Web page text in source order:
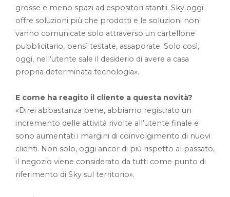
grosse e meno spazi ad espositori stantii. Sky oggi
offre soluzioni più che prodotti e le soluzioni non
vanno comunicate solo attraverso un cartellone
pubblicitario, bensì testate, assaporate. Solo così,
oggi, nell’utente sale il desiderio di avere a casa
propria determinata tecnologia».
E come ha reagito il cliente a questa novità?
«Direi abbastanza bene, abbiamo registrato un
incremento delle attività rivolte all’utente finale e
sono aumentati i margini di coinvolgimento di nuovi
clienti. Non solo, oggi ancor di più rispetto al passato,
il negozio viene considerato da tutti come punto di
riferimento di Sky sul territorio».